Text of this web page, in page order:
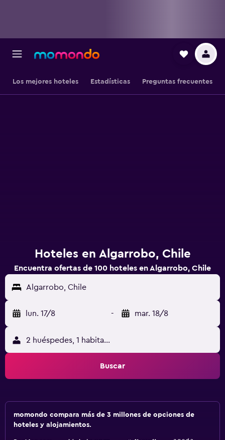
Los mejores hoteles Estadísticas Preguntas frecuentes
Hoteles en Algarrobo, Chile
Encuentra ofertas de 100 hoteles en Algarrobo, Chile
Algarrobo, Chile
lun. 17/8 - mar. 18/8
2 huéspedes, 1 habitación
Buscar
momondo compara más de 3 millones de opciones de
hoteles y alojamientos.